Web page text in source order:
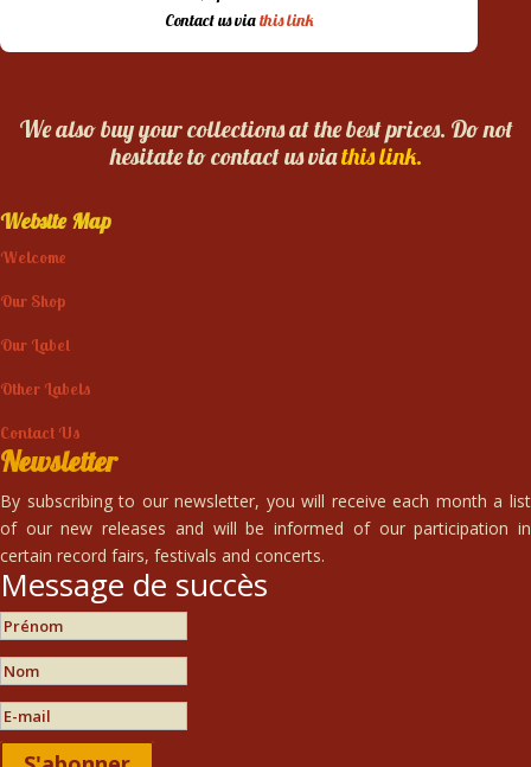
Contact us viathis link
We also buy your collections at the best prices. Do not
hesitate to contact us viathis link.
Website Map
Welcome
Our Shop
Our Label
Other Labels
Contact Us
Newsletter
By subscribing to our newsletter, you will receive each month a list
of our new releases and will be informed of our participation in
certain record fairs, festivals and concerts.
Message de succès